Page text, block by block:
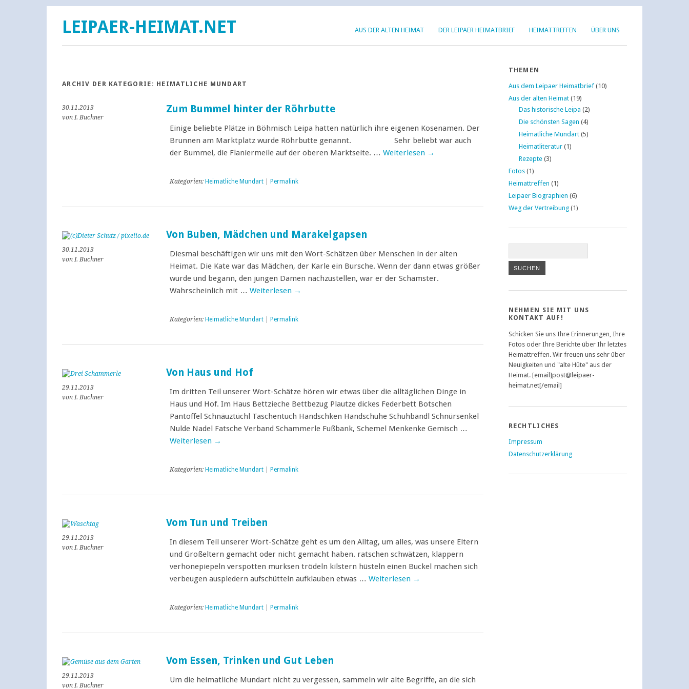
AUS DER ALTEN HEIMAT DER LEIPAER HEIMATBRIEF HEIMATTREFFEN ÜBER UNS
LEIPAER-HEIMAT.NET
ARCHIV DER KATEGORIE: HEIMATLICHE MUNDART
30.11.2013
von I. Buchner
Zum Bummel hinter der Röhrbutte
Einige beliebte Plätze in Böhmisch Leipa hatten natürlich ihre eigenen Kosenamen. Der
Brunnen am Marktplatz wurde Röhrbutte genannt. Sehr beliebt war auch
der Bummel, die Flaniermeile auf der oberen Marktseite. … Weiterlesen →
Kategorien: Heimatliche Mundart| Permalink
30.11.2013
von I. Buchner
Von Buben, Mädchen und Marakelgapsen
Diesmal beschäftigen wir uns mit den Wort-Schätzen über Menschen in der alten
Heimat. Die Kate war das Mädchen, der Karle ein Bursche. Wenn der dann etwas größer
wurde und begann, den jungen Damen nachzustellen, war er der Schamster.
Wahrscheinlich mit … Weiterlesen →
Kategorien: Heimatliche Mundart| Permalink
29.11.2013
von I. Buchner
Von Haus und Hof
Im dritten Teil unserer Wort-Schätze hören wir etwas über die alltäglichen Dinge in
Haus und Hof. Im Haus Bettzieche Bettbezug Plautze dickes Federbett Botschen
Pantoffel Schnäuztüchl Taschentuch Handschken Handschuhe Schuhbandl Schnürsenkel
Nulde Nadel Fatsche Verband Schammerle Fußbank, Schemel Menkenke Gemisch …
Weiterlesen →
Kategorien: Heimatliche Mundart| Permalink
29.11.2013
von I. Buchner
Vom Tun und Treiben
In diesem Teil unserer Wort-Schätze geht es um den Alltag, um alles, was unsere Eltern
und Großeltern gemacht oder nicht gemacht haben. ratschen schwätzen, klappern
verhonepiepeln verspotten murksen trödeln kilstern hüsteln einen Buckel machen sich
verbeugen auspledern aufschütteln aufklauben etwas … Weiterlesen →
Kategorien: Heimatliche Mundart| Permalink
29.11.2013
von I. Buchner
Vom Essen, Trinken und Gut Leben
Um die heimatliche Mundart nicht zu vergessen, sammeln wir alte Begriffe, an die sich
THEMEN
Aus dem Leipaer Heimatbrief(10)
Aus der alten Heimat(19)
Das historische Leipa (2)
Die schönsten Sagen (4)
Heimatliche Mundart(5)
Heimatliteratur(1)
Rezepte(3)
Fotos(1)
Heimattreffen (1)
Leipaer Biographien (6)
Weg der Vertreibung(1)
NEHMEN SIE MIT UNS
KONTAKT AUF!
Schicken Sie uns Ihre Erinnerungen, Ihre
Fotos oder Ihre Berichte über Ihr letztes
Heimattreffen. Wir freuen uns sehr über
Neuigkeiten und "alte Hüte" aus der
Heimat. [email]post@leipaer-
heimat.net[/email]
RECHTLICHES
Impressum
Datenschutzerklärung